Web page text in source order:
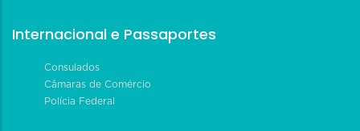
Internacional e Passaportes
Consulados
Câmaras de Comércio
Polícia Federal